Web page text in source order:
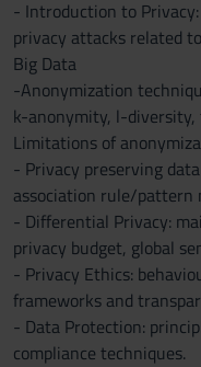
- Introduction to
privacy attacks related
Big Data
-Anonymization
k-anonymity, l-
Limitations of
- Privacy preserving
association rule/pattern
- Differential Privacy:
privacy budget, global
- Privacy Ethics:
frameworks and
- Data Protection:
compliance techniques.